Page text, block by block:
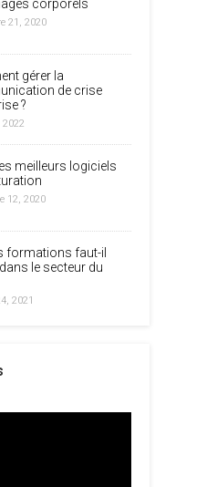
corporels
21, 2020
gérer la
de crise
?
2022
meilleurs logiciels
12, 2020
formations faut-il
le secteur du
2021